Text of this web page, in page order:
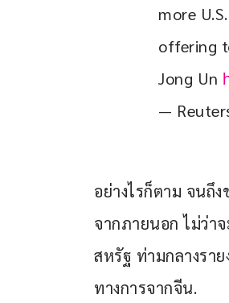
more
offering
Jong Un
—
อย่างไรก็ตาม จนถึ
จากภายนอก ไม่ว่า
สหรัฐ ท่ามกลางรา
ทางการจากจีน.